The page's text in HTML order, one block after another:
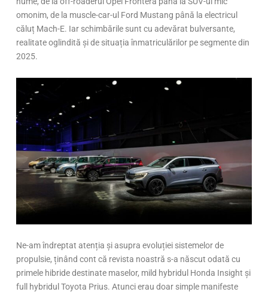
omonim, de la muscle-car-ul Ford Mustang până la electricul
căluț Mach-E. Iar schimbările sunt cu adevărat bulversante,
realitate oglindită și de situația înmatriculărilor pe segmente din
2025.
Ne-am îndreptat atenția și asupra evoluției sistemelor de
propulsie, ținând cont că revista noastră s-a născut odată cu
primele hibride destinate maselor, mild hybridul Honda Insight și
full hybridul Toyota Prius. Atunci erau doar simple manifeste